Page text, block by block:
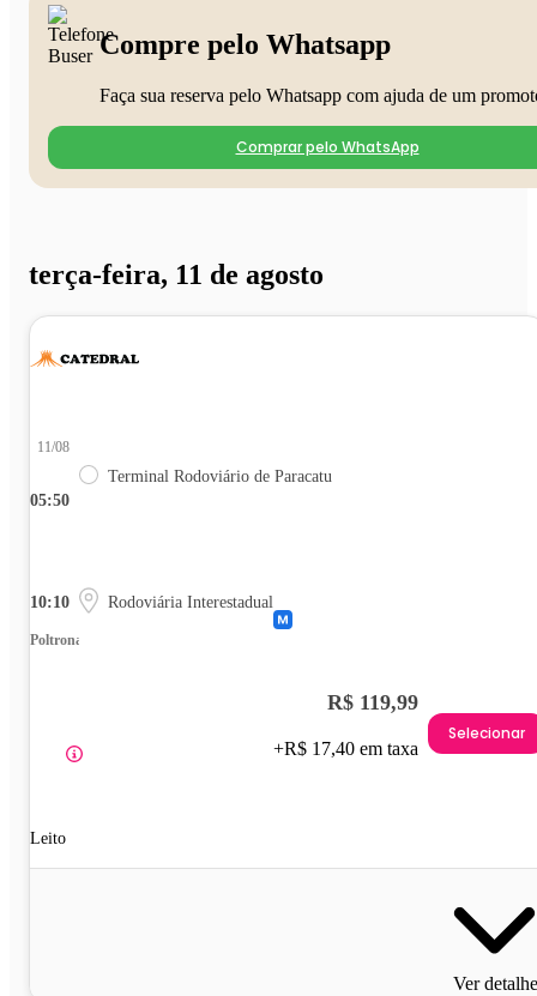
Compre pelo Whatsapp
Faça sua reserva pelo Whatsapp com ajuda de um
Comprar pelo WhatsApp
terça-feira, 11 de agosto
05:50
11/08
Terminal Rodoviário de Paracatu
10:10 Rodoviária Interestadual
Poltrona
Leito
R$ 119,99
+R$ 17,40 em taxa
Selecionar
Ver